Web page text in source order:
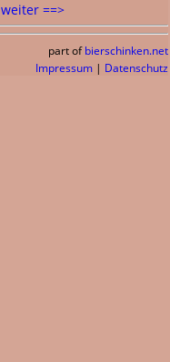
weiter ==>
part of bierschinken.net
Impressum | Datenschutz